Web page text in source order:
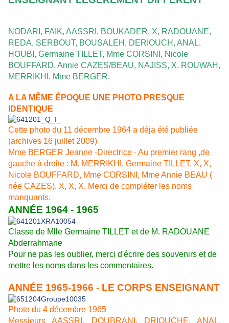
NODARI, FAIK, AASSRI, BOUKADER, X, RADOUANE,
REDA, SERBOUT, BOUSALEH, DERIOUCH, ANAL,
HOUBI, Germaine TILLET, Mme CORSINI, Nicole
BOUFFARD, Annie CAZES/BEAU, NAJISS, X, ROUWAH,
MERRIKHI. Mme BERGER.
A LA MÊME ÉPOQUE UNE PHOTO PRESQUE
IDENTIQUE
Cette photo du 11 décembre 1964 a déja été publiée
(archives 16 juillet 2009)
Mme BERGER Jeanne -Directrice - Au premier rang ,de
gauche à droite : M. MERRIKHI, Germaine TILLET, X, X,
Nicole BOUFFARD, Mme CORSINI, Mme Annie BEAU (
née CAZES), X, X, X. Merci de compléter les noms
manquants.
ANNÉE 1964 - 1965
Classe de Mlle Germaine TILLET et de M. RADOUANE
Abderrahmane
Pour ne pas les oublier, merci d'écrire des souvenirs et de
mettre les noms dans les commentaires.
ANNÉE 1965-1966 - LE CORPS ENSEIGNANT
Photo du 4 décembre 1965
Messieurs AASSRI, DOUBRANI, DRIOUCHE, ANAL,